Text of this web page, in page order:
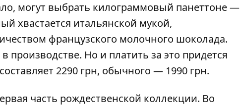
могут выбрать килограммовый панеттоне —
хвастается итальянской мукой,
французского молочного шоколада.
Но и платить за это придется
2290 грн, обычного — 1990 грн.
часть рождественской коллекции. Во